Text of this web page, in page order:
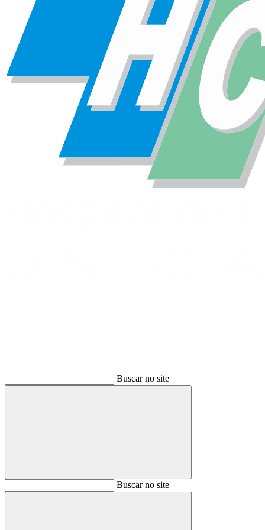
Buscar no site
BuscarBuscar no site